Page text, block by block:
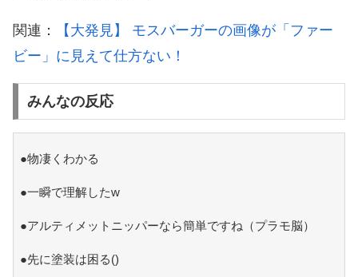
関連：
【大発見】 モスバーガーの画像が「ファー
ビー」に見えて仕方ない！
みんなの反応
●物凄くわかる
●一瞬で理解したw
●アルティメットニッパーなら簡単ですね（プラモ脳）
●先に塗装は困る()